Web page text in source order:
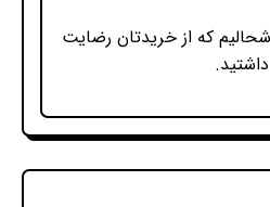
که از خریدتان رضایت
داشتید.